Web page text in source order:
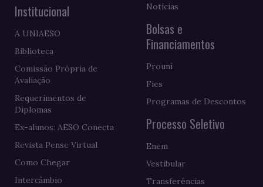
Institucional
A UNIAESO
Biblioteca
Comissão Própria de
Avaliação
Requerimentos de
Diplomas
Ex-alunos: AESO Conecta
Revista Pense Virtual
Como Chegar
Intercâmbio
Notícias
Bolsas e
Financiamentos
Prouni
Fies
Programas de Descontos
Processo Seletivo
Enem
Vestibular
Transferências